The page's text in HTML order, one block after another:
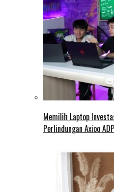
Memilih Laptop
Perlindungan Axioo